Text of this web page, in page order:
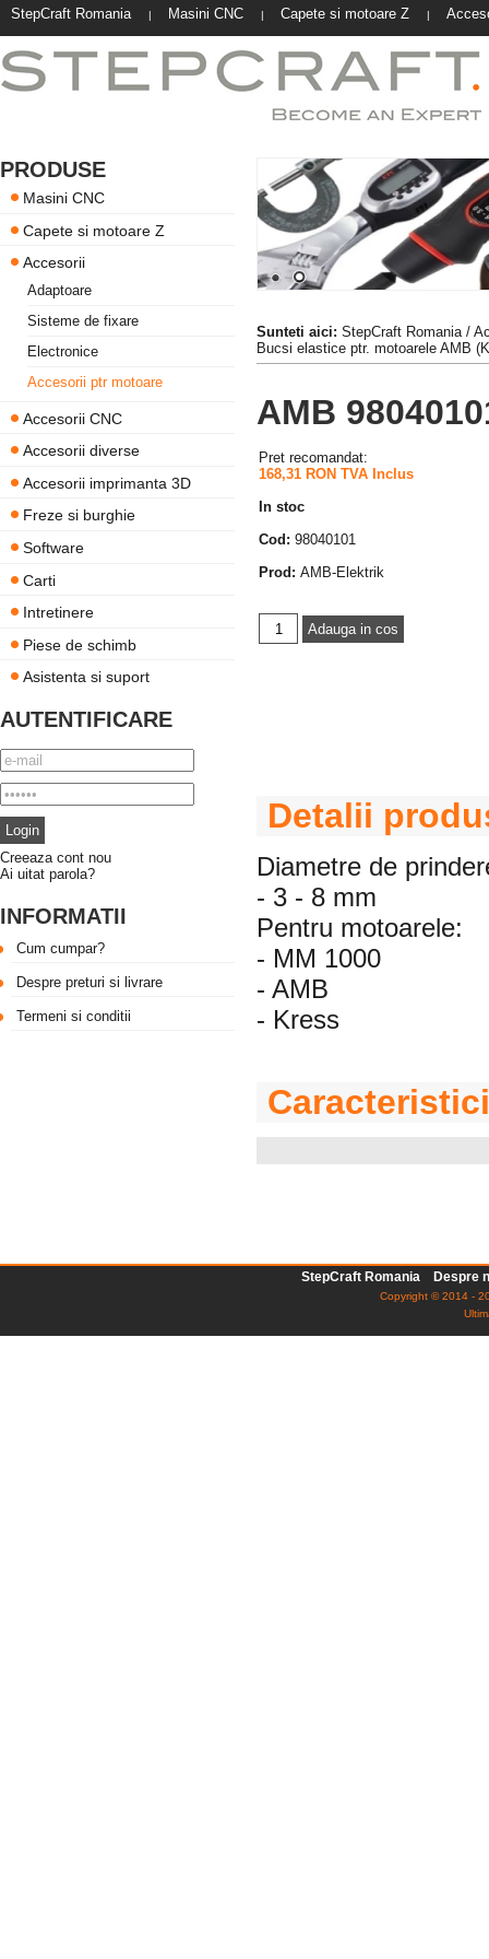
StepCraft Romania | Masini CNC | Capete si motoare Z |
PRODUSE
Masini CNC
Capete si motoare Z
Accesorii
Adaptoare
Sisteme de fixare
Electronice
Accesorii ptr motoare
Accesorii CNC
Accesorii diverse
Accesorii imprimanta 3D
Freze si burghie
Software
Carti
Intretinere
Piese de schimb
Asistenta si suport
AUTENTIFICARE
Creeaza cont nou
Ai uitat parola?
INFORMATII
Cum cumpar?
Despre preturi si livrare
Termeni si conditii
Sunteti aici: StepCraft Romania/
Bucsi elastice ptr. motoarele AMB
AMB
Pret recomandat:
168,31 RON TVA Inclus
In stoc
Cod: 98040101
Prod: AMB-Elektrik
Detalii
Diametre de
- 3 - 8 mm
Pentru motoarele:
- MM 1000
- AMB
- Kress
StepCraft Romania Despre
Copyright © 2014 -